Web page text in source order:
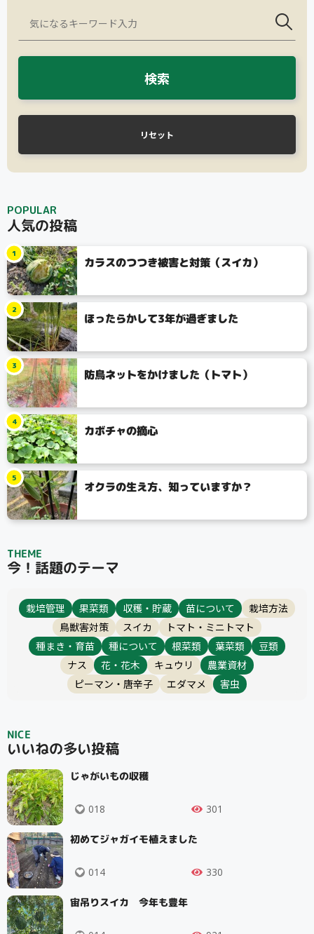
大テーマ
小テーマ
コンテスト
検索
リセット
POPULAR
人気の投稿
カラスのつつき被害と対策（スイカ）
1
ほったらかして3年が過ぎました
2
防鳥ネットをかけました（トマト）
3
カボチャの摘心
4
オクラの生え方、知っていますか？
5
THEME
今！話題のテーマ
栽培管理 果菜類 収穫・貯蔵 苗について
栽培方法
鳥獣害対策
スイカ
トマト・ミニトマト
種まき・育苗
種について 根菜類 葉菜類
豆類
ナス
花・花木 キュウリ
農業資材
ピーマン・唐辛子
エダマメ 害虫
NICE
いいねの多い投稿
じゃがいもの収穫
018 301
初めてジャガイモ植えました
014 330
宙吊りスイカ 今年も豊年